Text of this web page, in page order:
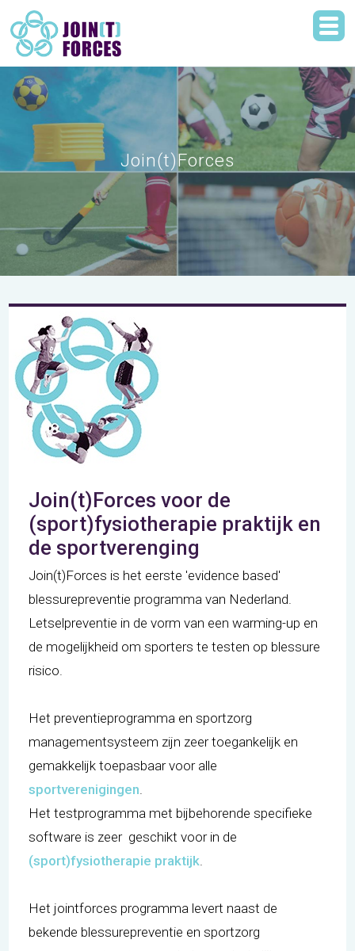
Join(t)Forces
Join(t)Forces voor de
(sport)fysiotherapie praktijk en
de sportverenging
Join(t)Forces is het eerste 'evidence based'
blessurepreventie programma van Nederland.
Letselpreventie in de vorm van een warming-up en
de mogelijkheid om sporters te testen op blessure
risico.
Het preventieprogramma en sportzorg
managementsysteem zijn zeer toegankelijk en
gemakkelijk toepasbaar voor alle
sportverenigingen.
Het testprogramma met bijbehorende specifieke
software is zeer geschikt voor in de
(sport)fysiotherapie praktijk.
Het jointforces programma levert naast de
bekende blessurepreventie en sportzorg